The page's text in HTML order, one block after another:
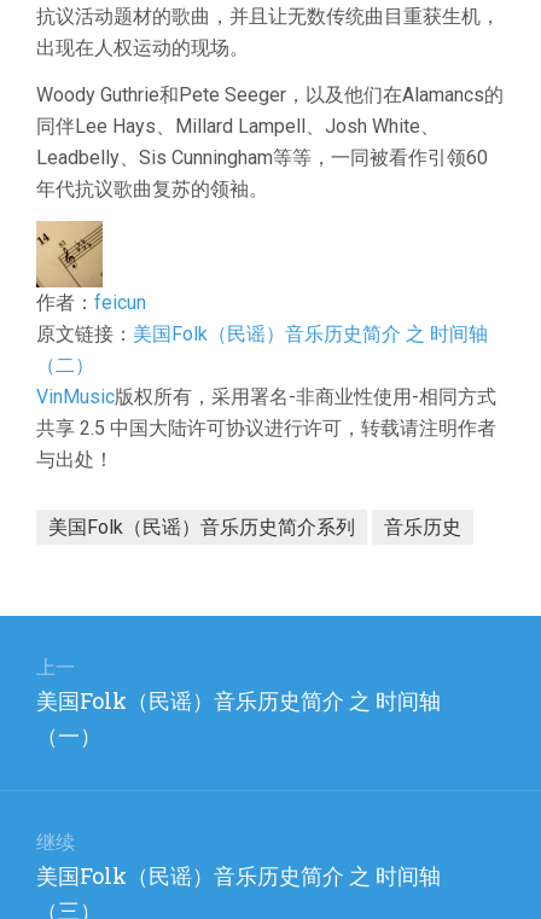
抗议活动题材的歌曲，并且让无数传统曲目重获生机，
出现在人权运动的现场。
Woody Guthrie和Pete Seeger，以及他们在Alamancs的
同伴Lee Hays、Millard Lampell、Josh White、
Leadbelly、Sis Cunningham等等，一同被看作引领60
年代抗议歌曲复苏的领袖。
作者： feicun
原文链接： 美国Folk（民谣）音乐历史简介 之 时间轴
（二）
VinMusic版权所有，采用署名-非商业性使用-相同方式
共享 2.5 中国大陆许可协议进行许可，转载请注明作者
与出处！
美国Folk（民谣）音乐历史简介系列 音乐历史
上一
上
篇
美国Folk（民谣）音乐历史简介 之 时间轴
（一）
继续
下
篇
美国Folk（民谣）音乐历史简介 之 时间轴
（三）